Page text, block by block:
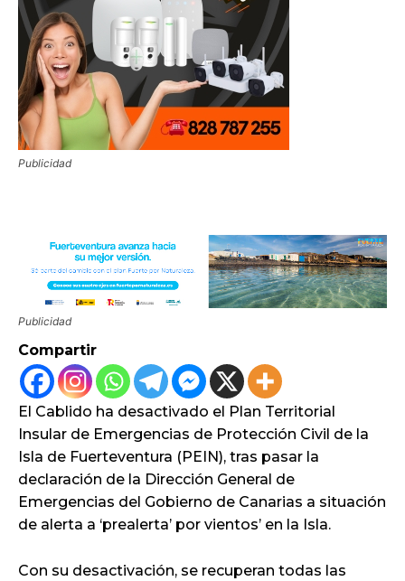
Publicidad
Publicidad
Compartir
El Cablido ha desactivado el Plan Territorial
Insular de Emergencias de Protección Civil de la
Isla de Fuerteventura (PEIN), tras pasar la
declaración de la Dirección General de
Emergencias del Gobierno de Canarias a situación
de alerta a ‘prealerta’ por vientos’ en la Isla.
Con su desactivación, se recuperan todas las